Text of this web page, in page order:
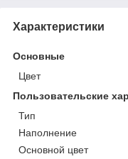
Характеристики
Основные
Цвет
Пользовательские
Тип
Наполнение
Основной цвет